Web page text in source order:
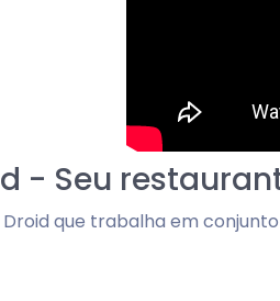
- Seu
que trabalha em